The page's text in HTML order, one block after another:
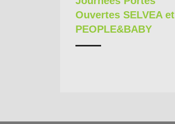
Ouvertes SELVEA et
PEOPLE&BABY